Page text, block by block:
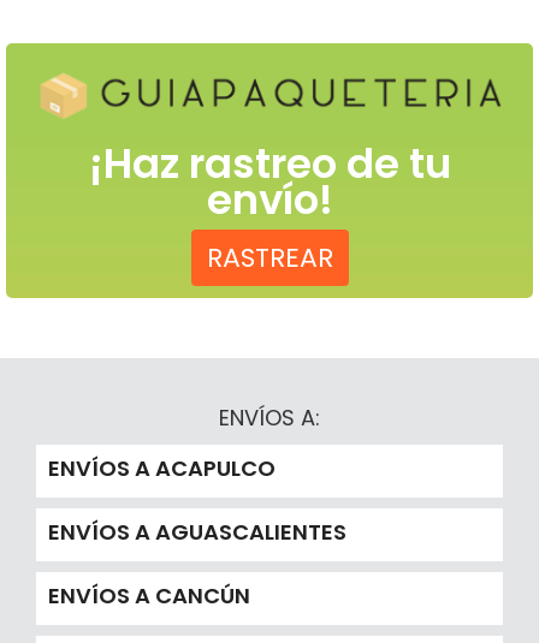
¡Haz rastreo de tu
envío!
RASTREAR
ENVÍOS A:
ENVÍOS A ACAPULCO
ENVÍOS A AGUASCALIENTES
ENVÍOS A CANCÚN